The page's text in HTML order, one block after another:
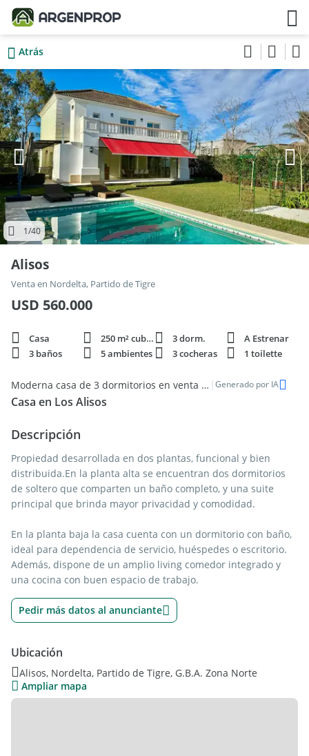
Atrás
1/40
Alisos
Venta en Nordelta, Partido de Tigre
USD 560.000
Casa 250 m² cubie. 3 dorm.
A Estrenar
3 baños
5 ambientes 3 cocheras 1 toilette
Moderna casa de 3 dormitorios en venta en Nordelta, Partido de Tigre | Generado por IA
Casa en Los Alisos
Descripción
Propiedad desarrollada en dos plantas, funcional y bien
distribuida.En la planta alta se encuentran dos dormitorios
de soltero que comparten un baño completo, y una suite
principal que brinda mayor privacidad y comodidad.
En la planta baja la casa cuenta con un dormitorio con baño,
ideal para dependencia de servicio, huéspedes o escritorio.
Además, dispone de un amplio living comedor integrado y
una cocina con buen espacio de trabajo.
Pedir más datos al anunciante
Ubicación
Alisos, Nordelta, Partido de Tigre, G.B.A. Zona Norte
Ampliar mapa